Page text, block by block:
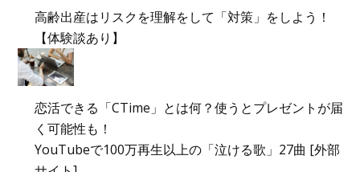
高齢出産はリスクを理解をして「対策」をしよう！
【体験談あり】
恋活できる「CTime」とは何？使うとプレゼントが届
く可能性も！
YouTubeで100万再生以上の「泣ける歌」27曲 [外部